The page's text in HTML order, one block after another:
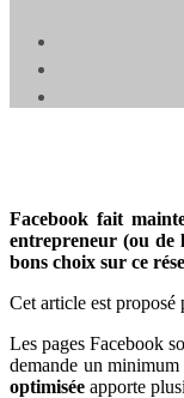
Facebook fait
entrepreneur (ou de
bons choix sur ce
Cet article est
Les pages Facebook
demande un minimum
optimisée apporte